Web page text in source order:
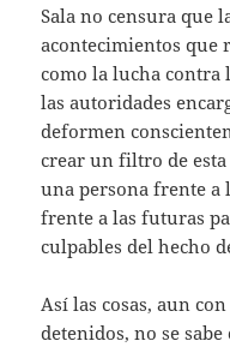
Sala no censura que
acontecimientos que
como la lucha contra
las autoridades
deformen
crear un filtro de
una persona frente a
frente a las futuras
culpables del hecho
Así las cosas, aun
detenidos, no se